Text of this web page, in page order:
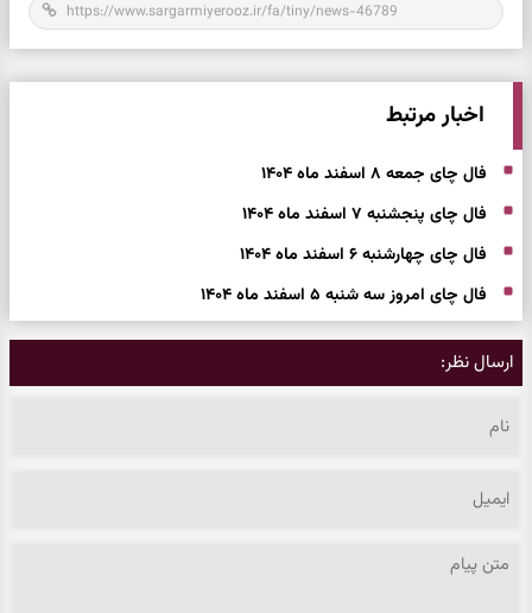
اخبار مرتبط
فال چای جمعه ۸ اسفند ماه ۱۴۰۴
فال چای پنجشنبه ۷ اسفند ماه ۱۴۰۴
فال چای چهارشنبه ۶ اسفند ماه ۱۴۰۴
فال چای امروز سه شنبه ۵ اسفند ماه ۱۴۰۴
ارسال نظر: